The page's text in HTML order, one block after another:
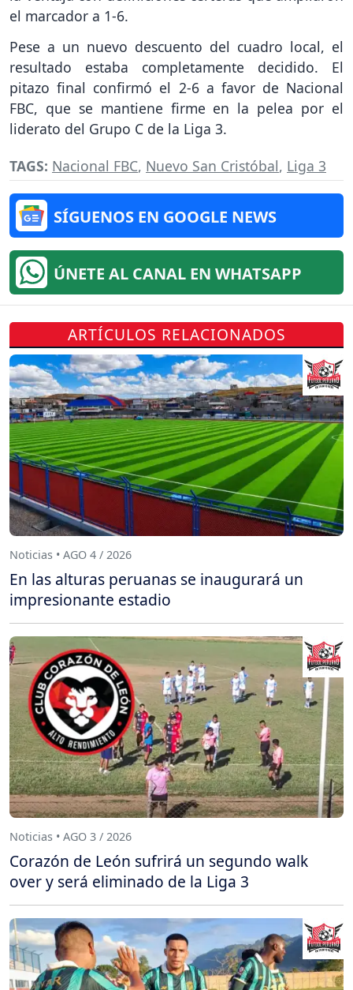
el marcador a 1-6.
Pese a un nuevo descuento del cuadro local, el
resultado estaba completamente decidido. El
pitazo final confirmó el 2-6 a favor de Nacional
FBC, que se mantiene firme en la pelea por el
liderato del Grupo C de la Liga 3.
TAGS: Nacional FBC, Nuevo San Cristóbal, Liga 3
SÍGUENOS EN GOOGLE NEWS
ÚNETE AL CANAL EN WHATSAPP
ARTÍCULOS RELACIONADOS
Noticias • AGO 4 / 2026
En las alturas peruanas se inaugurará un
impresionante estadio
Noticias • AGO 3 / 2026
Corazón de León sufrirá un segundo walk
over y será eliminado de la Liga 3